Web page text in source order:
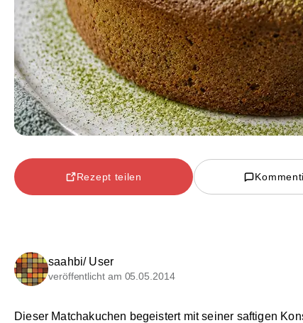
Rezept teilen
saahbi/ User
veröffentlicht am 05.05.2014
Dieser Matchakuchen begeistert mit seiner saftigen